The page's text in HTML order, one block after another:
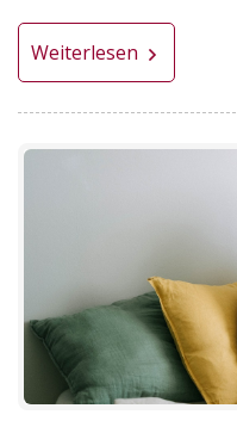
Weiterlesen